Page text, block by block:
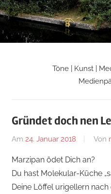
Zum
Inhalt
springen
Martin
Blog
Töne | Kunst |
Gründet doch nen
Am 24. Januar 2018 Von
Marzipan ödet Dich an?
Du hast Molekular-Küche
Deine Löffel urigellern